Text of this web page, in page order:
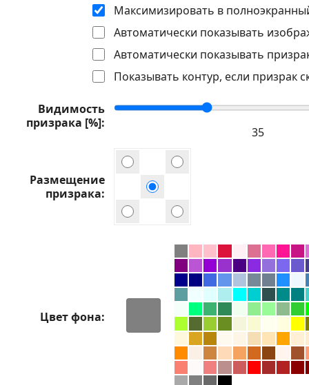
Максимизировать в
Автоматически показывать
Автоматически показывать
Показывать контур, если призрак
Видимость
призрака [%]
Размещение
призрака
Цвет фона